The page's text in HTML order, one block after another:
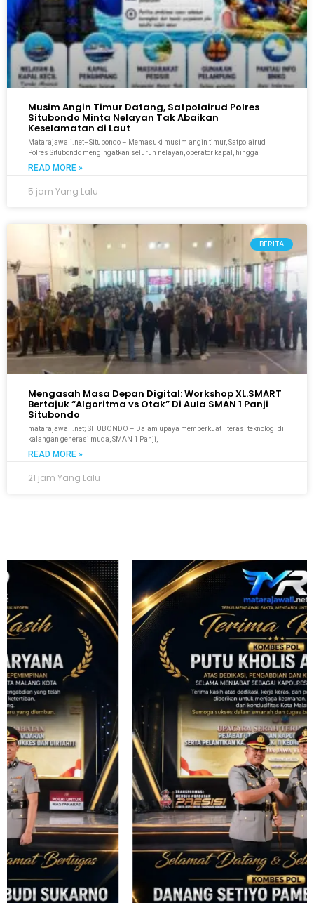
Musim Angin Timur Datang, Satpolairud Polres
Situbondo Minta Nelayan Tak Abaikan
Keselamatan di Laut
Matarajawali.net–Situbondo – Memasuki musim angin timur, Satpolairud
Polres Situbondo mengingatkan seluruh nelayan, operator kapal, hingga
READ MORE »
5 jam Yang Lalu
BERITA
Mengasah Masa Depan Digital: Workshop XL.SMART
Bertajuk “Algoritma vs Otak” Di Aula SMAN 1 Panji
Situbondo
matarajawali.net; SITUBONDO – Dalam upaya memperkuat literasi teknologi di
kalangan generasi muda, SMAN 1 Panji,
READ MORE »
21 jam Yang Lalu